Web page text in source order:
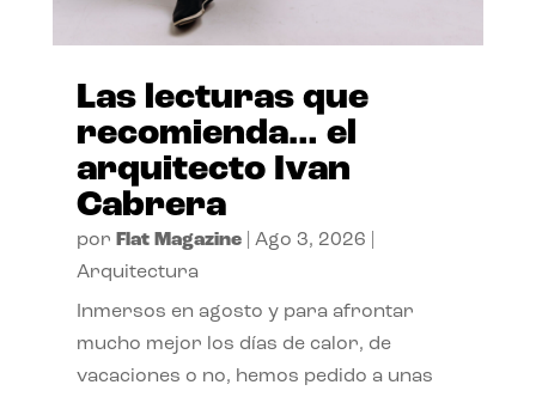
Las lecturas que
recomienda… el
arquitecto Ivan
Cabrera
por Flat Magazine| Ago 3, 2026
Arquitectura
Inmersos en agosto y para afrontar
mucho mejor los días de calor, de
vacaciones o no, hemos pedido a unas